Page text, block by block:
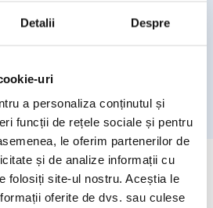
Detalii Despre
uri
a personaliza conținutul și
funcții de rețele sociale și pentru
le oferim partenerilor de
și de analize informații cu
folosiți site-ul nostru. Aceștia le
oferite de dvs. sau culese
asigurata la Omniasig cu Polita